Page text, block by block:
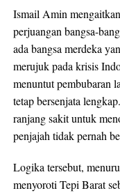
Ismail Amin
perjuangan bangsa-
ada bangsa merdeka
merujuk pada krisis
menuntut pembubaran
tetap bersenjata
ranjang sakit untuk
penjajah tidak pernah
Logika tersebut,
menyoroti Tepi Barat